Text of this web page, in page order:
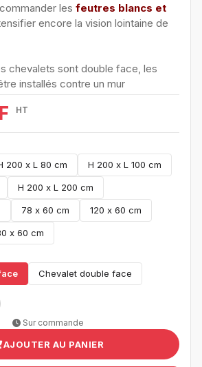
les feutres blancs et
encore la vision lointaine de
chevalets sont double face, les
installés contre un mur
HT
200 x L 80 cm H 200 x L 100 cm
H 200 x L 200 cm
78 x 60 cm 120 x 60 cm
x 60 cm
Chevalet double face
Sur commande
AJOUTER AU PANIER